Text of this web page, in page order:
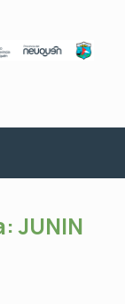
JUNIN